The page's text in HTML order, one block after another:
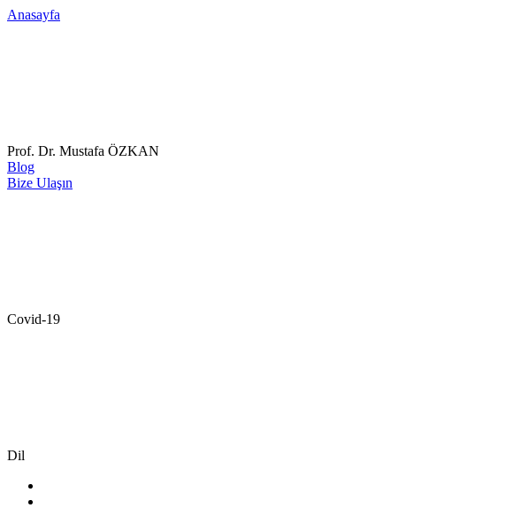
Anasayfa
Prof. Dr. Mustafa ÖZKAN
Blog
Bize Ulaşın
Covid-19
Dil